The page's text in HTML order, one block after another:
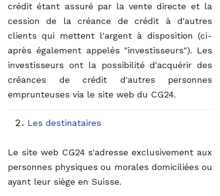
crédit étant assuré par la vente directe et la
cession de la créance de crédit à d'autres
clients qui mettent l'argent à disposition (ci-
après également appelés "investisseurs"). Les
investisseurs ont la possibilité d'acquérir des
créances de crédit d'autres personnes
emprunteuses via le site web du CG24.
Les destinataires
Le site web CG24 s'adresse exclusivement aux
personnes physiques ou morales domiciliées ou
ayant leur siège en Suisse.